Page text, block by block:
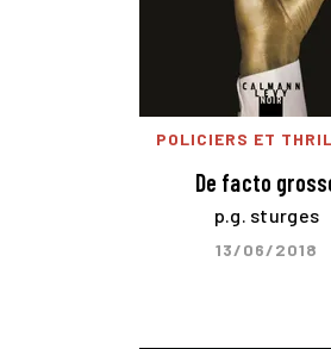
POLICIERS ET
De facto
p.g. sturges
13/06/2018